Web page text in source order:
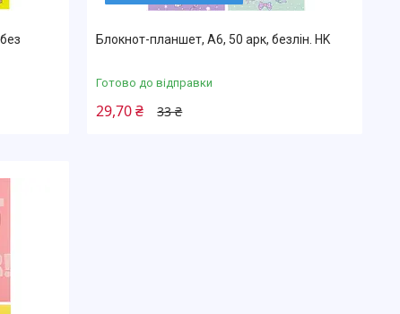
Блокнот-планшет, A6, 50 арк, безлін. HK
Готово до відправки
33 ₴
29,70 ₴